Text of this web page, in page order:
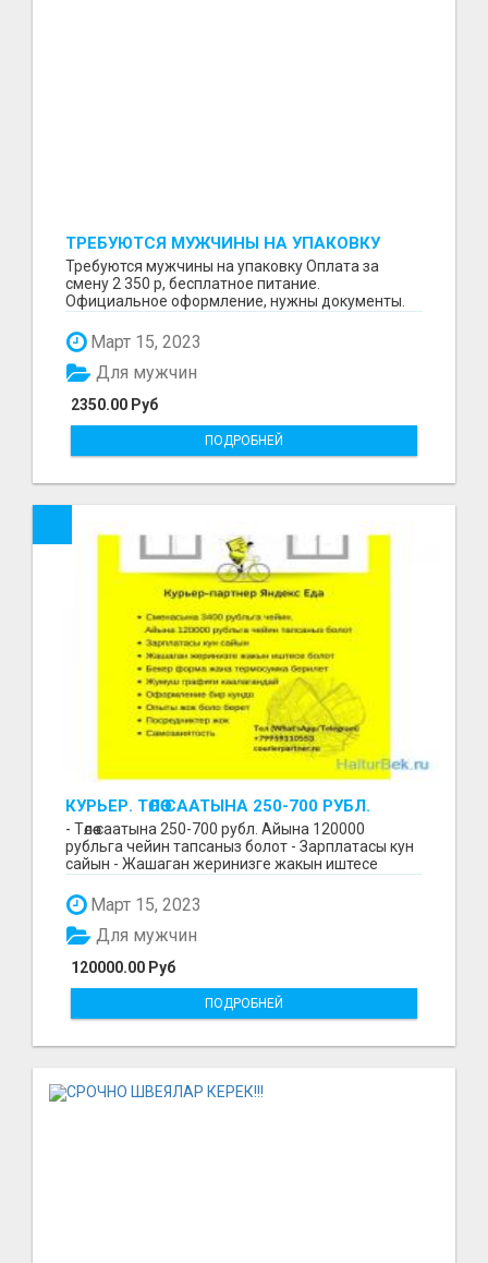
ТРЕБУЮТСЯ МУЖЧИНЫ НА УПАКОВКУ
Требуются мужчины на упаковку Оплата за
смену 2 350 р, бесплатное питание.
Официальное оформление, нужны документы.
Март 15, 2023
2350.00 Руб
Для мужчин
ПОДРОБНЕЙ
КУРЬЕР. ТӨЛӨӨ СААТЫНА 250-700 РУБЛ.
ЖУМУШ ГРАФИГИ СВОБОДНЫЙ. БЕЗ
ОПЫТА АЛАБЫЗ. ҮЙДҮН ЖАНЫНДА.
- Төлөө саатына 250-700 рубл. Айына 120000
рубльга чейин тапсаныз болот - Зарплатасы кун
сайын - Жашаган жеринизге жакын иштесе
Март 15, 2023
120000.00 Руб
Для мужчин
ПОДРОБНЕЙ